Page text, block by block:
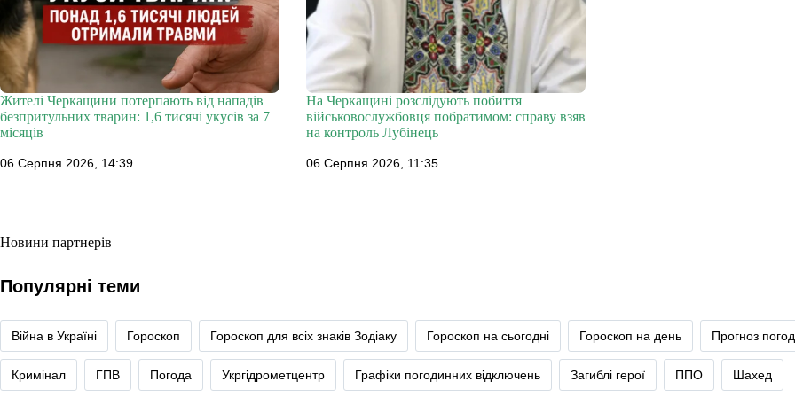
Жителі Черкащини потерпають від нападів
безпритульних тварин: 1,6 тисячі укусів за 7
місяців
06 Серпня 2026, 14:39
На Черкащині розслідують побиття
військовослужбовця побратимом: справу взяв
на контроль Лубінець
06 Серпня 2026, 11:35
Новини партнерів
Популярні теми
Війна в Україні Гороскоп Гороскоп для всіх знаків Зодіаку Гороскоп на сьогодні Гороскоп на день Прогноз
Кримінал ГПВ Погода Укргідрометцентр Графіки погодинних відключень Загиблі герої ППО Шахед